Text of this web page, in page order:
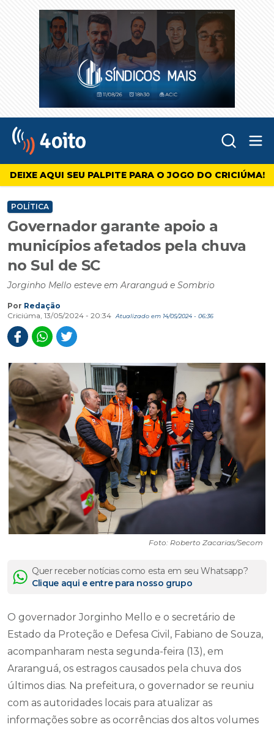
4oito
DEIXE AQUI SEU PALPITE PARA O JOGO DO CRICIÚMA!
POLÍTICA
Governador garante apoio a
municípios afetados pela chuva
no Sul de SC
Jorginho Mello esteve em Araranguá e Sombrio
Por Redação
Criciúma, 13/05/2024 - 20:34
Atualizado em 14/05/2024 - 06:36
Foto: Roberto Zacarias/Secom
Quer receber notícias como esta em seu Whatsapp?
Clique aqui e entre para nosso grupo
O governador Jorginho Mello e o secretário de
Estado da Proteção e Defesa Civil, Fabiano de Souza,
acompanharam nesta segunda-feira (13), em
Araranguá, os estragos causados pela chuva dos
últimos dias. Na prefeitura, o governador se reuniu
com as autoridades locais para atualizar as
informações sobre as ocorrências dos altos volumes